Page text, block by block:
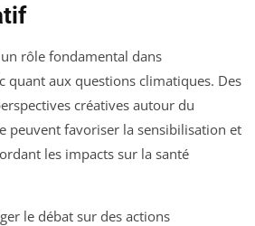
rôle fondamental dans
quant aux questions climatiques. Des
créatives autour du
peuvent favoriser la sensibilisation et
les impacts sur la santé
le débat sur des actions